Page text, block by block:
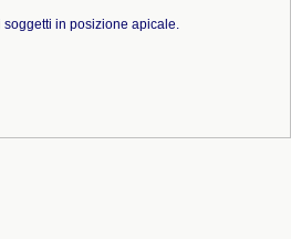
soggetti in posizione apicale.